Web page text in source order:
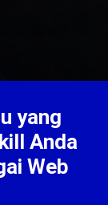
yang
Anda
Web